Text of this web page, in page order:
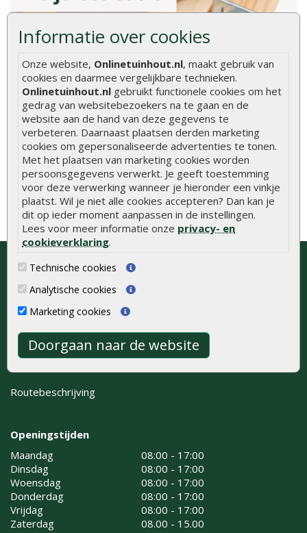
Informatie over cookies
Onze website, Onlinetuinhout.nl, maakt gebruik van
cookies en daarmee vergelijkbare technieken.
Onlinetuinhout.nl gebruikt functionele cookies om het
gedrag van websitebezoekers na te gaan en de
website aan de hand van deze gegevens te
verbeteren. Daarnaast plaatsen derden marketing
cookies om gepersonaliseerde advertenties te tonen.
Met het plaatsen van marketing cookies worden
persoonsgegevens verwerkt. Je geeft toestemming
voor deze verwerking wanneer je hieronder een vinkje
plaatst. Wil je niet alle cookies accepteren? Dan kan je
dit op ieder moment aanpassen in de instellingen.
Lees voor meer informatie onze privacy- en
cookieverklaring.
Technische cookies
Analytische cookies
Marketing cookies
Doorgaan naar de website
Bezoek onze showroom of neem
contact op voor gratis advies
Onlinetuinhout.nl
8243 RB Lelystad
0320 - 258 604
Routebeschrijving
Openingstijden
Maandag
08:00 - 17:00
Dinsdag
08:00 - 17:00
Woensdag
08:00 - 17:00
Donderdag
08:00 - 17:00
Vrijdag
08:00 - 17:00
Zaterdag
08.00 - 15.00